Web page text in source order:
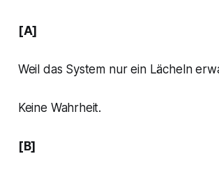
[A]
Weil das System nur ein Lächeln
Keine Wahrheit.
[B]